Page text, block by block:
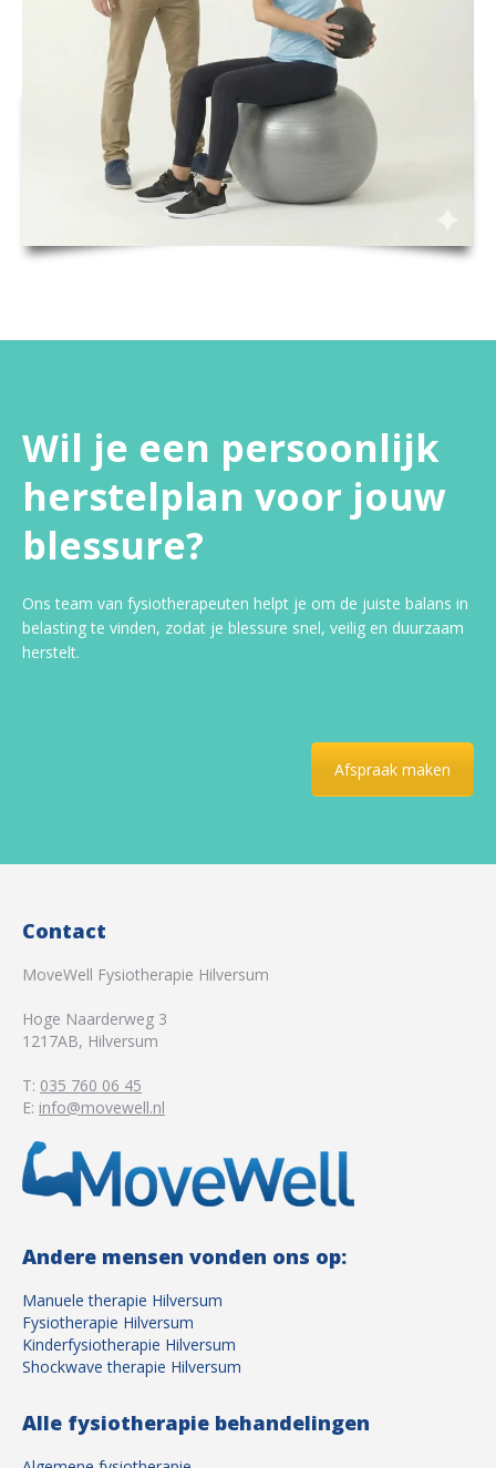
Wil je een persoonlijk
herstelplan voor jouw
blessure?
Ons team van fysiotherapeuten helpt je om de juiste balans in
belasting te vinden, zodat je blessure snel, veilig en duurzaam
herstelt.
Afspraak maken
Contact
MoveWell Fysiotherapie Hilversum
Hoge Naarderweg 3
1217AB, Hilversum
T: 035 760 06 45
E: info@movewell.nl
Andere mensen vonden ons op:
Manuele therapie Hilversum
Fysiotherapie Hilversum
Kinderfysiotherapie Hilversum
Shockwave therapie Hilversum
Alle fysiotherapie behandelingen